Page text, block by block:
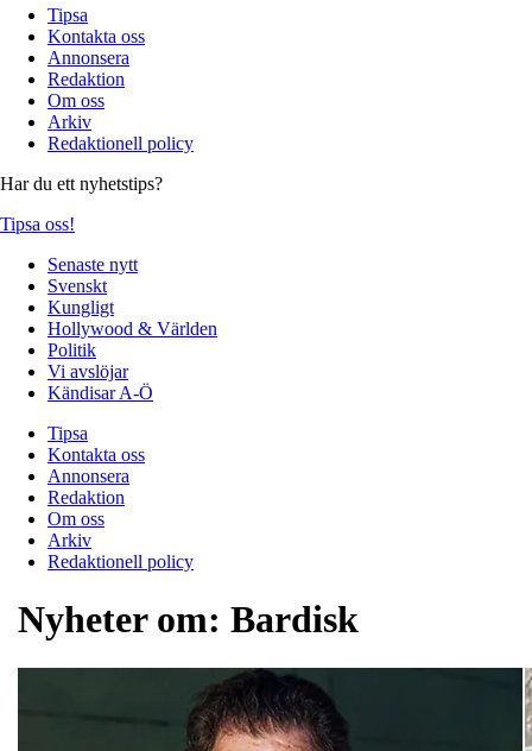
Tipsa
Kontakta oss
Annonsera
Redaktion
Om oss
Arkiv
Redaktionell policy
Har du ett nyhetstips?
Tipsa oss!
Senaste nytt
Svenskt
Kungligt
Hollywood & Världen
Politik
Vi avslöjar
Kändisar A-Ö
Tipsa
Kontakta oss
Annonsera
Redaktion
Om oss
Arkiv
Redaktionell policy
Nyheter om: Bardisk